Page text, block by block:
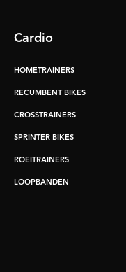
Cardio
HOMETRAINERS
RECUMBENT BIKES
CROSSTRAINERS
SPRINTER BIKES
ROEITRAINERS
LOOPBANDEN